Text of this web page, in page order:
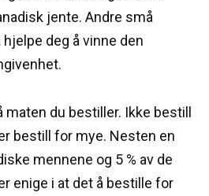
jente. Andre små
deg å vinne den
du bestiller. Ikke bestill
bestill for mye. Nesten en
mennene og 5 % av de
enige i at det å bestille for